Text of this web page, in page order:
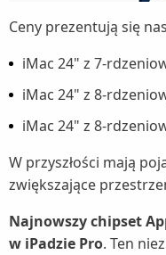
Ceny prezentują się
iMac 24" z 7-
iMac 24" z 8-
iMac 24" z 8-
W przyszłości mają
zwiększające
Najnowszy chipset
w iPadzie Pro. Ten